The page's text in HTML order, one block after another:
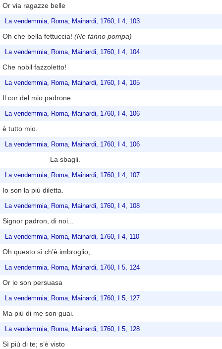
Or via ragazze belle
La vendemmia, Roma, Mainardi, 1760, I 4, 103
Oh che bella fettuccia! (Ne fanno pompa)
La vendemmia, Roma, Mainardi, 1760, I 4, 104
Che nobil fazzoletto!
La vendemmia, Roma, Mainardi, 1760, I 4, 105
Il cor del mio padrone
La vendemmia, Roma, Mainardi, 1760, I 4, 106
è tutto mio.
La vendemmia, Roma, Mainardi, 1760, I 4, 106
La sbagli.
La vendemmia, Roma, Mainardi, 1760, I 4, 107
Io son la più diletta.
La vendemmia, Roma, Mainardi, 1760, I 4, 108
Signor padron, di noi...
La vendemmia, Roma, Mainardi, 1760, I 4, 110
Oh questo sì ch’è imbroglio,
La vendemmia, Roma, Mainardi, 1760, I 5, 124
Or io son persuasa
La vendemmia, Roma, Mainardi, 1760, I 5, 127
Ma più di me son guai.
La vendemmia, Roma, Mainardi, 1760, I 5, 128
Sì più di te; s’è visto